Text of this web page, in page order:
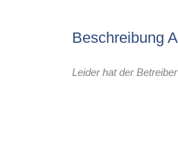
Beschreibung
Leider hat der